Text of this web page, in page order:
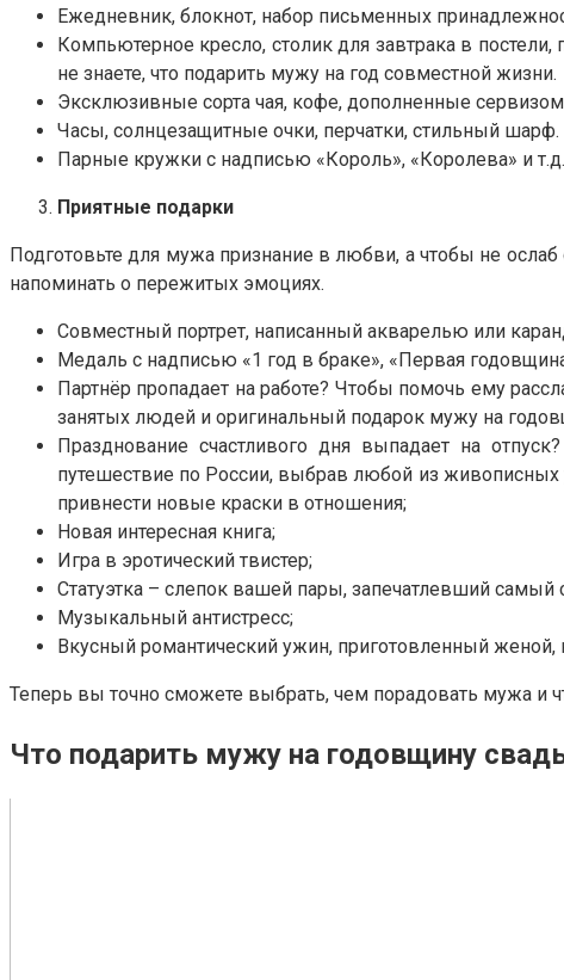
Ежедневник, блокнот, набор письменных
Компьютерное кресло, столик для завтрака в
не знаете, что подарить мужу на год совместной жизни.
Эксклюзивные сорта чая, кофе, дополненные
Часы, солнцезащитные очки, перчатки, стильный шарф.
Парные кружки с надписью «Король», «Королева» и т.д.
Приятные подарки
Подготовьте для мужа признание в любви, а чтобы не
напоминать о пережитых эмоциях.
Совместный портрет, написанный акварелью или
Медаль с надписью «1 год в браке», «Первая
Партнёр пропадает на работе? Чтобы помочь ему
занятых людей и оригинальный подарок мужу на
Празднование счастливого дня выпадает на
путешествие по России, выбрав любой из
привнести новые краски в отношения;
Новая интересная книга;
Игра в эротический твистер;
Статуэтка – слепок вашей пары, запечатлевший самый
Музыкальный антистресс;
Вкусный романтический ужин, приготовленный
Теперь вы точно сможете выбрать, чем порадовать мужа и
Что подарить мужу на годовщину